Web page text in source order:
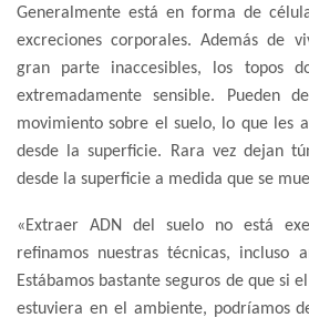
Generalmente está en forma de
excreciones corporales. Además de
gran parte inaccesibles, los topos
extremadamente sensible. Pueden
movimiento sobre el suelo, lo que les
desde la superficie. Rara vez dejan
desde la superficie a medida que se
«Extraer ADN del suelo no está
refinamos nuestras técnicas, incluso
Estábamos bastante seguros de que si
estuviera en el ambiente, podríamos